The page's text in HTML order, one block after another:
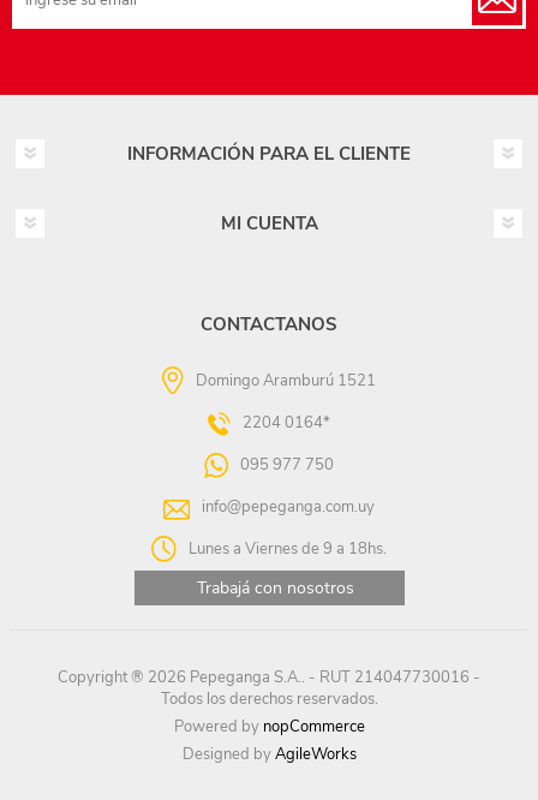
INFORMACIÓN PARA EL CLIENTE
MI CUENTA
CONTACTANOS
Domingo Aramburú 1521
2204 0164*
095 977 750
info@pepeganga.com.uy
Lunes a Viernes de 9 a 18hs.
Trabajá con nosotros
Copyright ® 2026 Pepeganga S.A.. - RUT 214047730016 -
Todos los derechos reservados.
Powered by nopCommerce
Designed byAgileWorks